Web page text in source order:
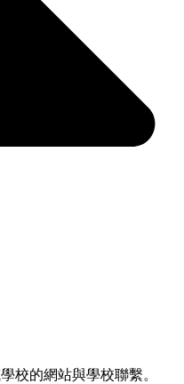
校的網站與學校聯繫。